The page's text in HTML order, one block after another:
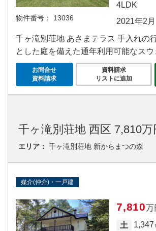
物件番号： 13036
4LDK
2021年2月
千ヶ滝別荘地 あさまテラス 手入れの
とした庭を備えた通年利用可能なス
お問合せ
資料請求
資料請求
リストに追加
千ヶ滝別荘地 西区 7,810万
エリア： 千ヶ滝別荘地 新からまつの森
媒介(仲介)・一戸建
7,810万
土
1,347